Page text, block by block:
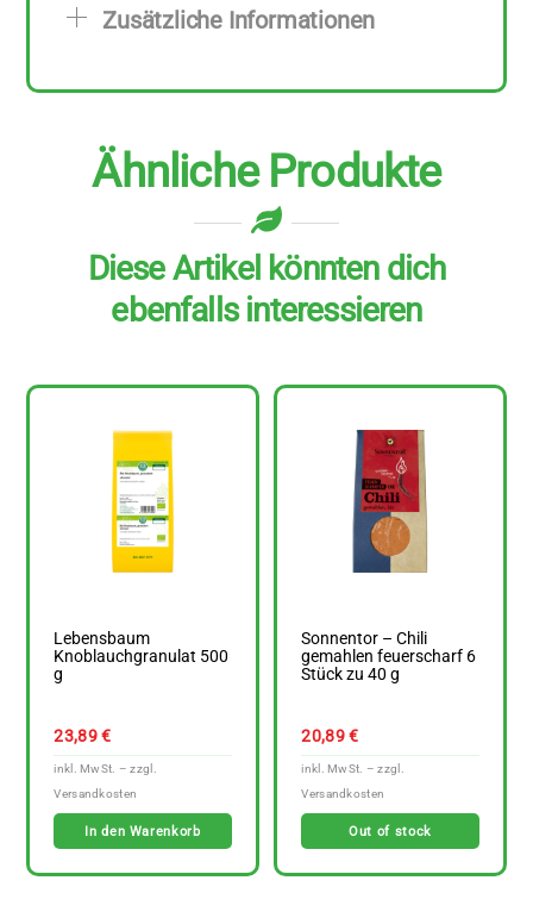
50
Menge
Zusätzliche Informationen
Ähnliche Produkte
Diese Artikel könnten dich
ebenfalls interessieren
Lebensbaum
Knoblauchgranulat 500
g
23,89€
In den Warenkorb
Sonnentor – Chili
gemahlen feuerscharf 6
Stück zu 40 g
20,89€
Out of stock